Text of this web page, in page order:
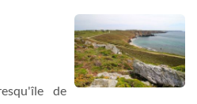
de